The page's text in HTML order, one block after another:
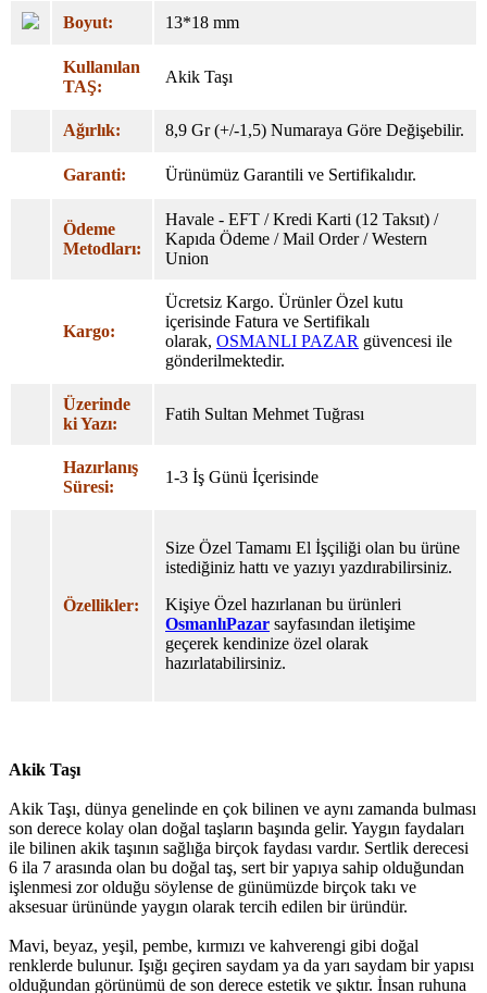
Boyut: 13*18 mm
Kullanılan
TAŞ:
Akik Taşı
Ağırlık: 8,9 Gr (+/-1,5) Numaraya Göre Değişebilir.
Garanti: Ürünümüz Garantili ve Sertifikalıdır.
Ödeme
Metodları:
Havale - EFT / Kredi Karti (12 Taksıt) /
Kapıda Ödeme / Mail Order / Western
Union
Kargo:
Ücretsiz Kargo. Ürünler Özel kutu
içerisinde Fatura ve Sertifikalı
olarak, OSMANLI PAZAR güvencesi ile
gönderilmektedir.
Üzerinde
ki Yazı:
Fatih Sultan Mehmet Tuğrası
Hazırlanış
Süresi:
1-3 İş Günü İçerisinde
Özellikler:
Size Özel Tamamı El İşçiliği olan bu ürüne
istediğiniz hattı ve yazıyı yazdırabilirsiniz.
Kişiye Özel hazırlanan bu ürünleri
OsmanlıPazar sayfasından iletişime
geçerek kendinize özel olarak
hazırlatabilirsiniz.
Akik Taşı
Akik Taşı, dünya genelinde en çok bilinen ve aynı zamanda bulması
son derece kolay olan doğal taşların başında gelir. Yaygın faydaları
ile bilinen akik taşının sağlığa birçok faydası vardır. Sertlik derecesi
6 ila 7 arasında olan bu doğal taş, sert bir yapıya sahip olduğundan
işlenmesi zor olduğu söylense de günümüzde birçok takı ve
aksesuar ürününde yaygın olarak tercih edilen bir üründür.
Mavi, beyaz, yeşil, pembe, kırmızı ve kahverengi gibi doğal
renklerde bulunur. Işığı geçiren saydam ya da yarı saydam bir yapısı
olduğundan görünümü de son derece estetik ve şıktır. İnsan ruhuna